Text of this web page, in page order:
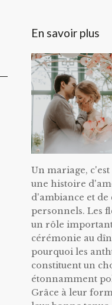
En savoir plus
Un mariage,
une histoire
d'ambiance et de
personnels. Les
un rôle
cérémonie au
pourquoi les
constituent un
étonnamment
Grâce à leur